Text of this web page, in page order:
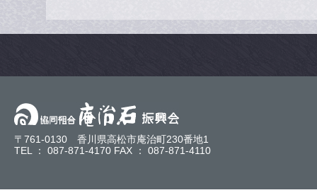
〒761-0130 香川県高松市庵治町230番地1
TEL ： 087-871-4170 FAX ： 087-871-4110